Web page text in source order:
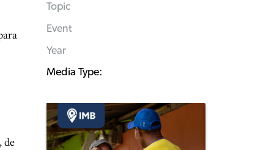
de
Topic
Event
Year
Media Type: